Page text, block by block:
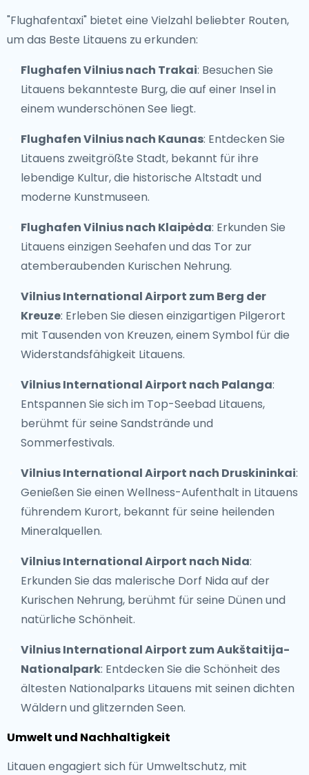
"Flughafentaxi" bietet eine Vielzahl beliebter Routen,
um das Beste Litauens zu erkunden:
Flughafen Vilnius nach Trakai: Besuchen Sie
Litauens bekannteste Burg, die auf einer Insel in
einem wunderschönen See liegt.
Flughafen Vilnius nach Kaunas: Entdecken Sie
Litauens zweitgrößte Stadt, bekannt für ihre
lebendige Kultur, die historische Altstadt und
moderne Kunstmuseen.
Flughafen Vilnius nach Klaipėda: Erkunden Sie
Litauens einzigen Seehafen und das Tor zur
atemberaubenden Kurischen Nehrung.
Vilnius International Airport zum Berg der
Kreuze: Erleben Sie diesen einzigartigen Pilgerort
mit Tausenden von Kreuzen, einem Symbol für die
Widerstandsfähigkeit Litauens.
Vilnius International Airport nach Palanga:
Entspannen Sie sich im Top-Seebad Litauens,
berühmt für seine Sandstrände und
Sommerfestivals.
Vilnius International Airport nach Druskininkai:
Genießen Sie einen Wellness-Aufenthalt in Litauens
führendem Kurort, bekannt für seine heilenden
Mineralquellen.
Vilnius International Airport nach Nida:
Erkunden Sie das malerische Dorf Nida auf der
Kurischen Nehrung, berühmt für seine Dünen und
natürliche Schönheit.
Vilnius International Airport zum Aukštaitija-
Nationalpark: Entdecken Sie die Schönheit des
ältesten Nationalparks Litauens mit seinen dichten
Wäldern und glitzernden Seen.
Umwelt und Nachhaltigkeit
Litauen engagiert sich für Umweltschutz, mit